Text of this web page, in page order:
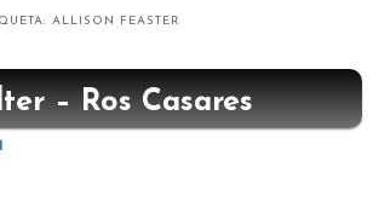
principal
secundario
ALLISON FEASTER
– Ros Casares